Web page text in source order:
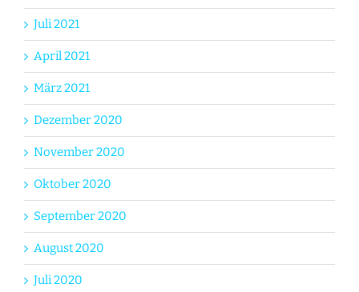
Juli 2021
April 2021
März 2021
Dezember 2020
November 2020
Oktober 2020
September 2020
August 2020
Juli 2020